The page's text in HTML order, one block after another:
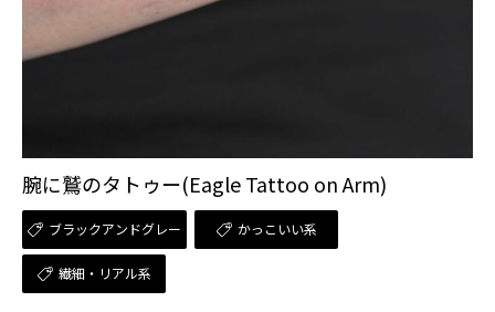
腕に鷲のタトゥー(Eagle Tattoo on Arm)
ブラックアンドグレー かっこいい系
繊細・リアル系